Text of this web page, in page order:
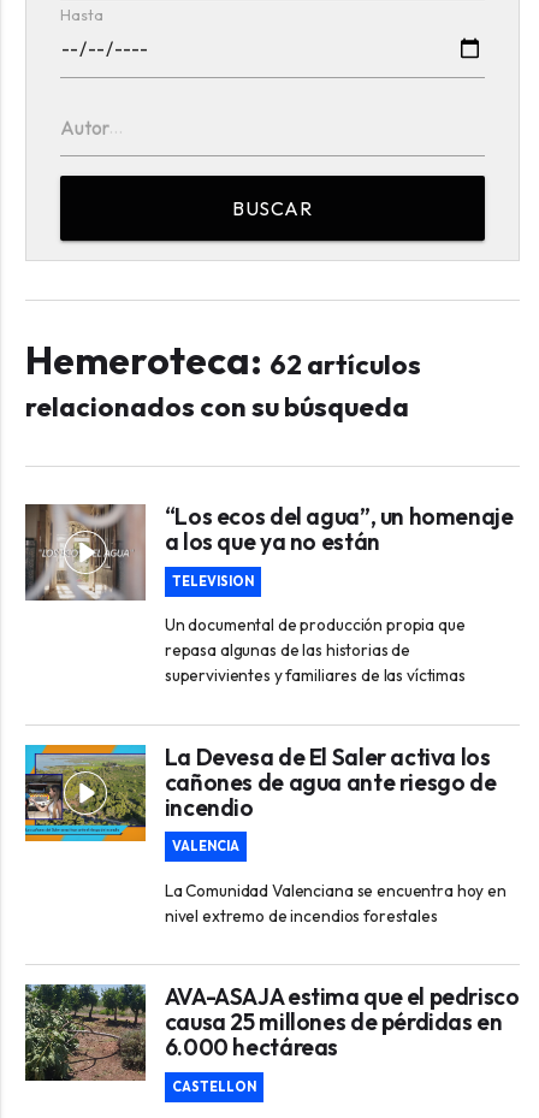
Hasta
Autor
BUSCAR
Hemeroteca: 62 artículos
relacionados con su búsqueda
“Los ecos del agua”, un homenaje
a los que ya no están
TELEVISION
Un documental de producción propia que
repasa algunas de las historias de
supervivientes y familiares de las víctimas
La Devesa de El Saler activa los
cañones de agua ante riesgo de
incendio
VALENCIA
La Comunidad Valenciana se encuentra hoy en
nivel extremo de incendios forestales
AVA-ASAJA estima que el pedrisco
causa 25 millones de pérdidas en
6.000 hectáreas
CASTELLON